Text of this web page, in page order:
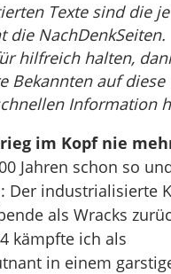
Texte sind die
die NachDenkSeiten.
hilfreich halten,
Bekannten auf diese
Information
im Kopf nie
Jahren schon so
Der industrialisierte
als Wracks
kämpfte ich als
in einem